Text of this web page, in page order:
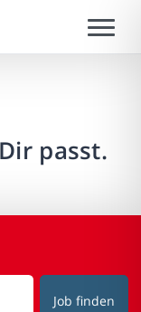
passt.
Job finden